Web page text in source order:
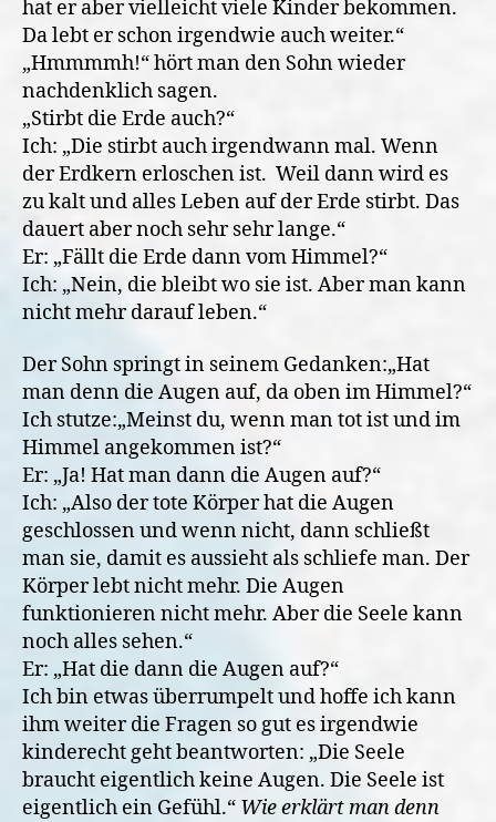
hat er aber vielleicht viele Kinder bekommen.
Da lebt er schon irgendwie auch weiter.“
„Hmmmmh!“ hört man den Sohn wieder
nachdenklich sagen.
„Stirbt die Erde auch?“
Ich: „Die stirbt auch irgendwann mal. Wenn
der Erdkern erloschen ist. Weil dann wird es
zu kalt und alles Leben auf der Erde stirbt. Das
dauert aber noch sehr sehr lange.“
Er: „Fällt die Erde dann vom Himmel?“
Ich: „Nein, die bleibt wo sie ist. Aber man kann
nicht mehr darauf leben.“
Der Sohn springt in seinem Gedanken:„Hat
man denn die Augen auf, da oben im Himmel?“
Ich stutze:„Meinst du, wenn man tot ist und im
Himmel angekommen ist?“
Er: „Ja! Hat man dann die Augen auf?“
Ich: „Also der tote Körper hat die Augen
geschlossen und wenn nicht, dann schließt
man sie, damit es aussieht als schliefe man. Der
Körper lebt nicht mehr. Die Augen
funktionieren nicht mehr. Aber die Seele kann
noch alles sehen.“
Er: „Hat die dann die Augen auf?“
Ich bin etwas überrumpelt und hoffe ich kann
ihm weiter die Fragen so gut es irgendwie
kinderecht geht beantworten: „Die Seele
braucht eigentlich keine Augen. Die Seele ist
eigentlich ein Gefühl.“ Wie erklärt man denn